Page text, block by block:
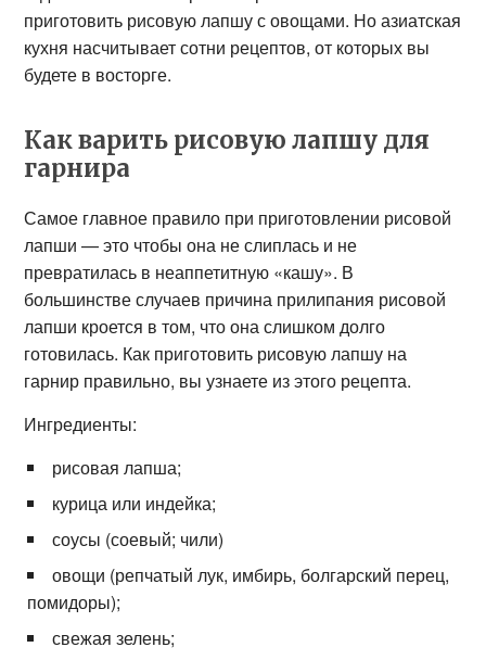
приготовить рисовую лапшу с овощами. Но азиатская
кухня насчитывает сотни рецептов, от которых вы
будете в восторге.
Как варить рисовую лапшу для
гарнира
Самое главное правило при приготовлении рисовой
лапши — это чтобы она не слиплась и не
превратилась в неаппетитную «кашу». В
большинстве случаев причина прилипания рисовой
лапши кроется в том, что она слишком долго
готовилась. Как приготовить рисовую лапшу на
гарнир правильно, вы узнаете из этого рецепта.
Ингредиенты:
рисовая лапша;
курица или индейка;
соусы (соевый; чили)
овощи (репчатый лук, имбирь, болгарский перец,
помидоры);
свежая зелень;